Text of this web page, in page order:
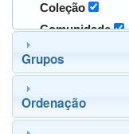
Coleção
Comunidade
Grupos
Ordenação